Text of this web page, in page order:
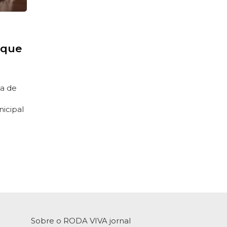
de
Sobre o RODA VIVA jornal